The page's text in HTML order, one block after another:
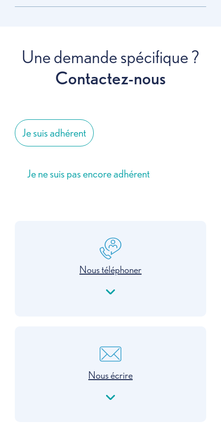
Une demande spécifique ?
Contactez-nous
Contactez-nous
Je suis adhérent
Je ne suis pas encore adhérent
Nous téléphoner
Nous écrire